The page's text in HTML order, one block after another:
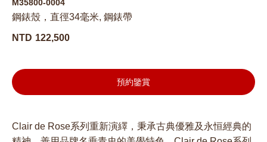
M35800-0004
鋼錶殼，直徑34毫米, 鋼錶帶
NTD 122,500
預約鑒賞
Clair de Rose系列重新演繹，秉承古典優雅及永恒經典的